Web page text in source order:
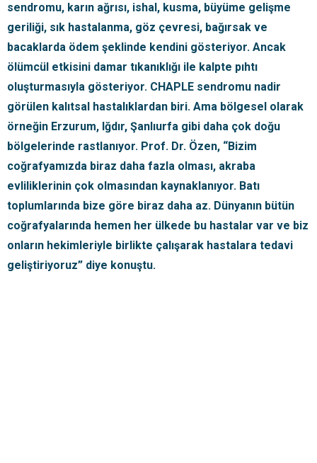
sendromu, karın ağrısı, ishal, kusma, büyüme gelişme
geriliği, sık hastalanma, göz çevresi, bağırsak ve
bacaklarda ödem şeklinde kendini gösteriyor. Ancak
ölümcül etkisini damar tıkanıklığı ile kalpte pıhtı
oluşturmasıyla gösteriyor. CHAPLE sendromu nadir
görülen kalıtsal hastalıklardan biri. Ama bölgesel olarak
örneğin Erzurum, Iğdır, Şanlıurfa gibi daha çok doğu
bölgelerinde rastlanıyor. Prof. Dr. Özen, “Bizim
coğrafyamızda biraz daha fazla olması, akraba
evliliklerinin çok olmasından kaynaklanıyor. Batı
toplumlarında bize göre biraz daha az. Dünyanın bütün
coğrafyalarında hemen her ülkede bu hastalar var ve biz
onların hekimleriyle birlikte çalışarak hastalara tedavi
geliştiriyoruz” diye konuştu.